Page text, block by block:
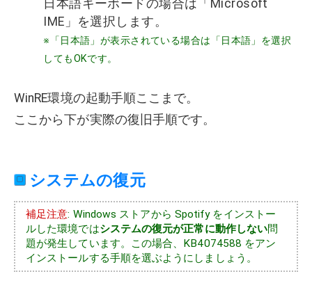
日本語キーボードの場合は 「Microsoft
IME」 を選択します。
※「日本語」が表示されている場合は「日本語」を選択
してもOKです。
WinRE環境の起動手順ここまで。
ここから下が実際の復旧手順です。
システムの復元
補足注意: Windows ストアから Spotify をインストー
ルした環境ではシステムの復元が正常に動作しない問
題が発生しています。この場合、KB4074588 をアン
インストールする手順を選ぶようにしましょう。